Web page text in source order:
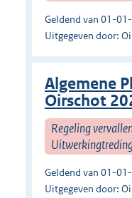
Geldend van 01-
Uitgegeven door:
Algemene
Oirschot
Regeling
Geldend van 01-
Uitgegeven door: